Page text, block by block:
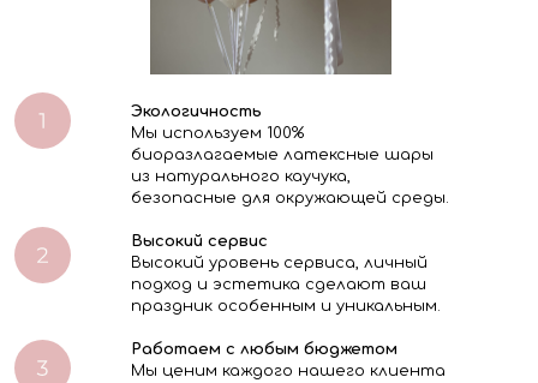
Экологичность
Мы используем 100%
биоразлагаемые латексные шары
из натурального каучука,
безопасные для окружающей среды.
Высокий сервис
Высокий уровень сервиса, личный
подход и эстетика сделают ваш
праздник особенным и уникальным.
Работаем с любым бюджетом
Мы ценим каждого нашего клиента